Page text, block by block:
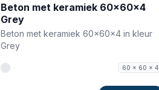
Beton met keramiek 60x60x4
Grey
Beton met keramiek 60x60x4 in kleur
Grey
60 x 60 x 4